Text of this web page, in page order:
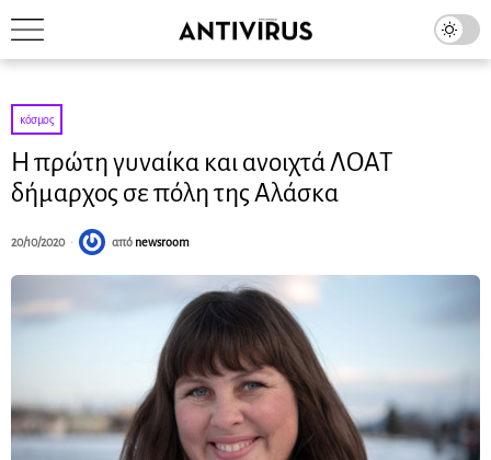
κόσμος
Η πρώτη γυναίκα και ανοιχτά ΛΟΑΤ
δήμαρχος σε πόλη της Αλάσκα
20/10/2020 από newsroom